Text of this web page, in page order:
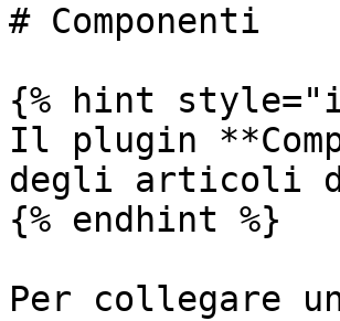
# Componenti
{% hint
Il plugin
degli articoli
{% endhint %}
Per collegare